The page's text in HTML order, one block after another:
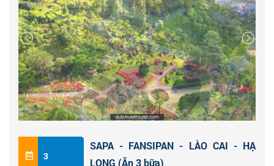
Đến giờ đoàn về trung tâm thành phố tham quan khu
du lịchNúi Hàm Rồngvới vườn Lan Đông Dương, Sân
Mây, Quý khách có thể thuê các bộ trang phục dân
tộc chụp ảnh lưu niệm trên núi Hàm Rồng (chi phí tự
túc). Đến giờ đoàn về trung tâm Sapa ăn trưa tại nhà
hàng. Nhận phòng nghỉ ngơi. Buổi chiều: Quý khách di
chuyển đến tham quan bản Cát Cát (xã San Sả Hồ,
huyện Sa Pa, tỉnh Lào Cai).
3
SAPA - FANSIPAN - LÀO CAI - HẠ
LONG (Ăn 3 bữa)